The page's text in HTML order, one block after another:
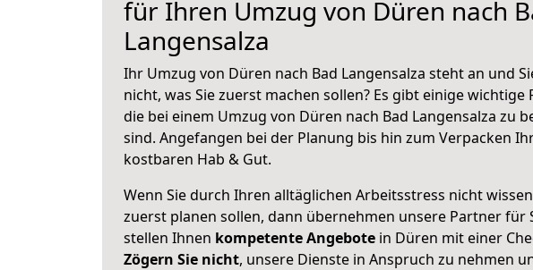
für Ihren Umzug von Düren nach
Langensalza
Ihr Umzug von Düren nach Bad Langensalza steht an und
nicht, was Sie zuerst machen sollen? Es gibt einige wichtige
die bei einem Umzug von Düren nach Bad Langensalza zu
sind. Angefangen bei der Planung bis hin zum Verpacken
kostbaren Hab & Gut.
Wenn Sie durch Ihren alltäglichen Arbeitsstress nicht
zuerst planen sollen, dann übernehmen unsere Partner für
stellen Ihnen kompetente Angebote in Düren mit einer
Zögern Sie nicht, unsere Dienste in Anspruch zu nehmen